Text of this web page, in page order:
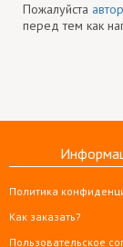
Пожалуйста
перед тем как
Политика
Как заказать?
Пользовательское